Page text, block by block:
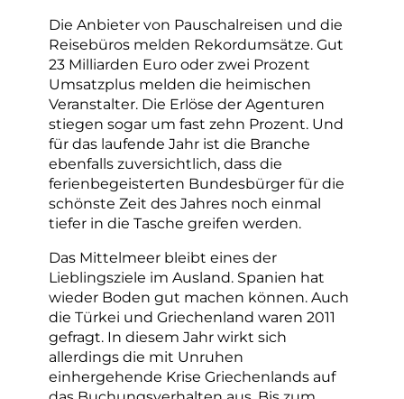
Die Anbieter von Pauschalreisen und die
Reisebüros melden Rekordumsätze. Gut
23 Milliarden Euro oder zwei Prozent
Umsatzplus melden die heimischen
Veranstalter. Die Erlöse der Agenturen
stiegen sogar um fast zehn Prozent. Und
für das laufende Jahr ist die Branche
ebenfalls zuversichtlich, dass die
ferienbegeisterten Bundesbürger für die
schönste Zeit des Jahres noch einmal
tiefer in die Tasche greifen werden.
Das Mittelmeer bleibt eines der
Lieblingsziele im Ausland. Spanien hat
wieder Boden gut machen können. Auch
die Türkei und Griechenland waren 2011
gefragt. In diesem Jahr wirkt sich
allerdings die mit Unruhen
einhergehende Krise Griechenlands auf